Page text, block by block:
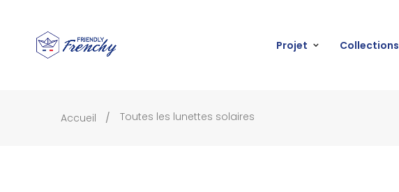
Projet Collections
Accueil Toutes les lunettes solaires